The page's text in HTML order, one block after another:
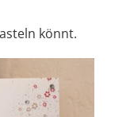
könnt.